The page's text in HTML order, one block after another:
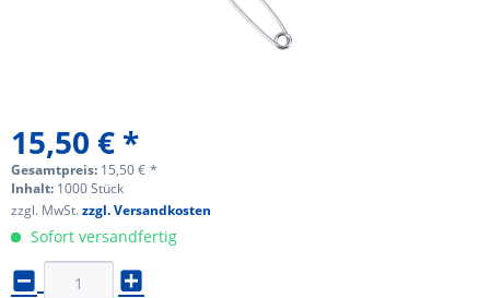
15,50 € *
Gesamtpreis: 15,50€ *
Inhalt: 1000 Stück
zzgl. MwSt.zzgl. Versandkosten
Sofort versandfertig